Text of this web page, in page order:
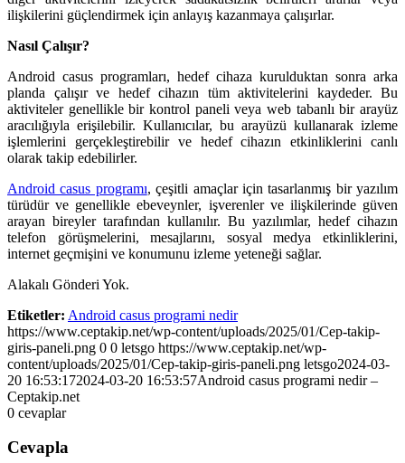
ilişkilerini güçlendirmek için anlayış kazanmaya çalışırlar.
Nasıl Çalışır?
Android casus programları, hedef cihaza kurulduktan sonra arka
planda çalışır ve hedef cihazın tüm aktivitelerini kaydeder. Bu
aktiviteler genellikle bir kontrol paneli veya web tabanlı bir arayüz
aracılığıyla erişilebilir. Kullanıcılar, bu arayüzü kullanarak izleme
işlemlerini gerçekleştirebilir ve hedef cihazın etkinliklerini canlı
olarak takip edebilirler.
Android casus programı, çeşitli amaçlar için tasarlanmış bir yazılım
türüdür ve genellikle ebeveynler, işverenler ve ilişkilerinde güven
arayan bireyler tarafından kullanılır. Bu yazılımlar, hedef cihazın
telefon görüşmelerini, mesajlarını, sosyal medya etkinliklerini,
internet geçmişini ve konumunu izleme yeteneği sağlar.
Alakalı Gönderi Yok.
Etiketler: Android casus programi nedir
https://www.ceptakip.net/wp-content/uploads/2025/01/Cep-takip-
giris-paneli.png 0 0 letsgo https://www.ceptakip.net/wp-
content/uploads/2025/01/Cep-takip-giris-paneli.png letsgo2024-03-
20 16:53:172024-03-20 16:53:57Android casus programi nedir –
Ceptakip.net
0 cevaplar
Cevapla